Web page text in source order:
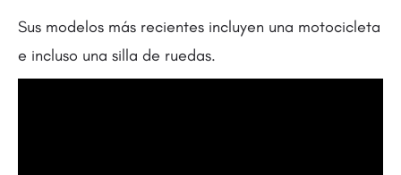
Sus modelos más recientes incluyen una motocicleta
e incluso una silla de ruedas.